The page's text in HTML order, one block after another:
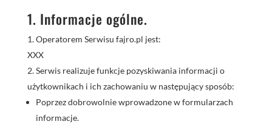
1. Informacje ogólne.
Operatorem Serwisu fajro.pl jest:
XXX
Serwis realizuje funkcje pozyskiwania informacji o
użytkownikach i ich zachowaniu w następujący sposób:
Poprzez dobrowolnie wprowadzone w formularzach
informacje.